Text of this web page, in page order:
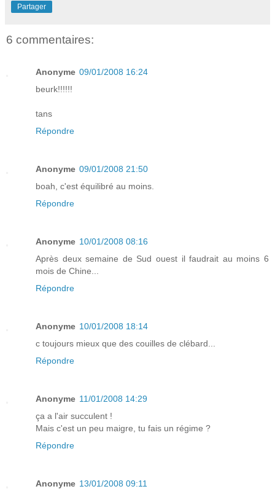
Partager
6 commentaires:
Anonyme 09/01/2008 16:24
beurk!!!!!!
tans
Répondre
Anonyme 09/01/2008 21:50
boah, c'est équilibré au moins.
Répondre
Anonyme 10/01/2008 08:16
Après deux semaine de Sud ouest il faudrait au moins 6
mois de Chine...
Répondre
Anonyme 10/01/2008 18:14
c toujours mieux que des couilles de clébard...
Répondre
Anonyme 11/01/2008 14:29
ça a l'air succulent !
Mais c'est un peu maigre, tu fais un régime ?
Répondre
Anonyme 13/01/2008 09:11